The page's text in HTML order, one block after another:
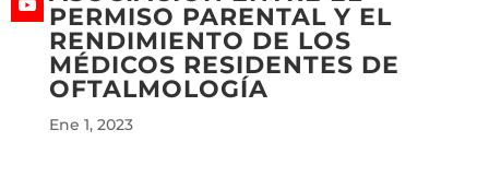
PERMISO PARENTAL Y EL
RENDIMIENTO DE LOS
MÉDICOS RESIDENTES DE
OFTALMOLOGÍA
Ene 1, 2023
on
Facebook
Share
YouTube